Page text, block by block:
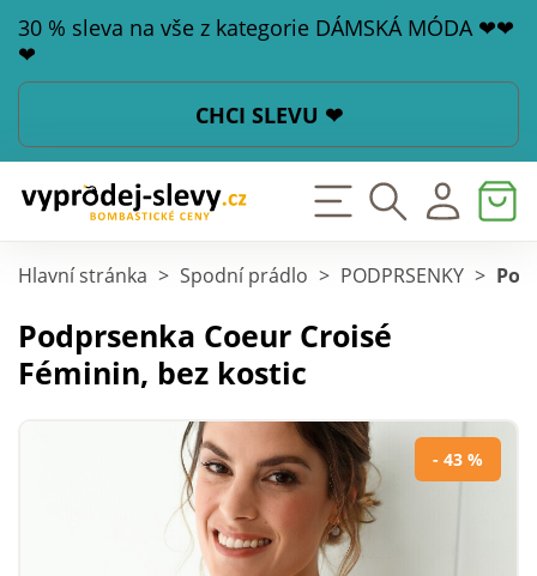
30 % sleva na vše z kategorie DÁMSKÁ MÓDA ❤❤
❤
CHCI SLEVU ❤
Hlavní stránka > Spodní prádlo > PODPRSENKY >
Podprsenka Coeur Croisé
Féminin, bez kostic
- 43 %